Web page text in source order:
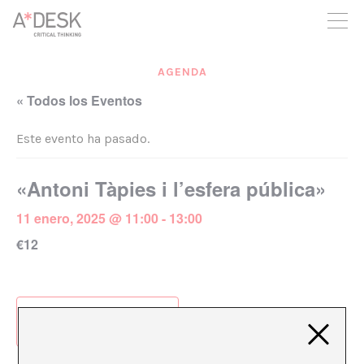
crees también en A*DESK seguimos necesitándote para poder
seguir adelante. Ahora puedes participar del proyecto y
apoyarlo.
AGENDA
« Todos los Eventos
Este evento ha pasado.
«Antoni Tàpies i l’esfera pública»
11 enero, 2025 @ 11:00- 13:00
€12
Añadir al calendario